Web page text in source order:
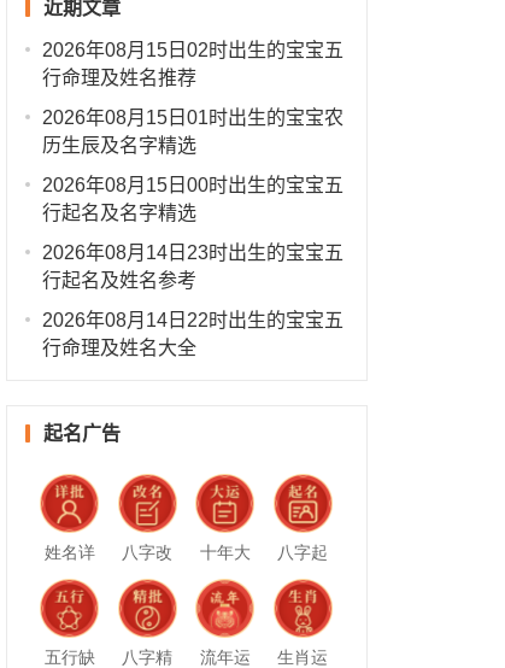
近期文章
2026年08月15日02时出生的宝宝五
行命理及姓名推荐
2026年08月15日01时出生的宝宝农
历生辰及名字精选
2026年08月15日00时出生的宝宝五
行起名及名字精选
2026年08月14日23时出生的宝宝五
行起名及姓名参考
2026年08月14日22时出生的宝宝五
行命理及姓名大全
起名广告
姓名详
批
八字改
名
十年大
运
八字起
名
五行缺 八字精 流年运 生肖运